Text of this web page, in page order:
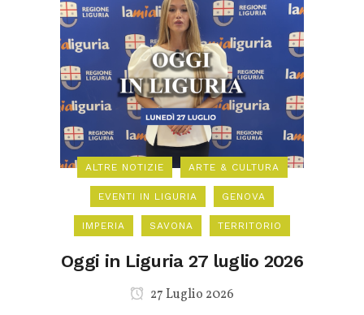
ALTRE NOTIZIE ARTE & CULTURA
EVENTI IN LIGURIA GENOVA
IMPERIA SAVONA TERRITORIO
Oggi in Liguria 27 luglio 2026
27 Luglio 2026